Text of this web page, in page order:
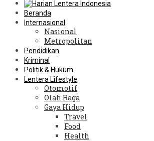
Beranda
Internasional
Nasional
Metropolitan
Pendidikan
Kriminal
Politik & Hukum
Lentera Lifestyle
Otomotif
Olah Raga
Gaya Hidup
Travel
Food
Health